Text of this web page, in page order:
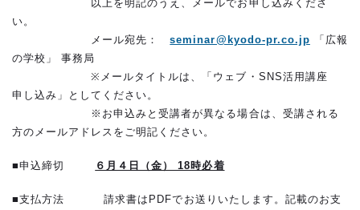
以上を明記のうえ、メールでお申し込みくださ
い。
メール宛先：seminar@kyodo-pr.co.jp 「広報
の学校」 事務局
※メールタイトルは、「ウェブ・SNS活用講座
申し込み」としてください。
※お申込みと受講者が異なる場合は、受講される
方のメールアドレスをご明記ください。
■申込締切 ６月４日（金） 18時必着
■支払方法 請求書はPDFでお送りいたします。記載のお支